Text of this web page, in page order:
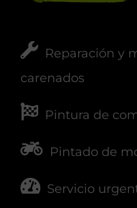
Reparación y
carenados
Pintura de
Pintado de
Servicio